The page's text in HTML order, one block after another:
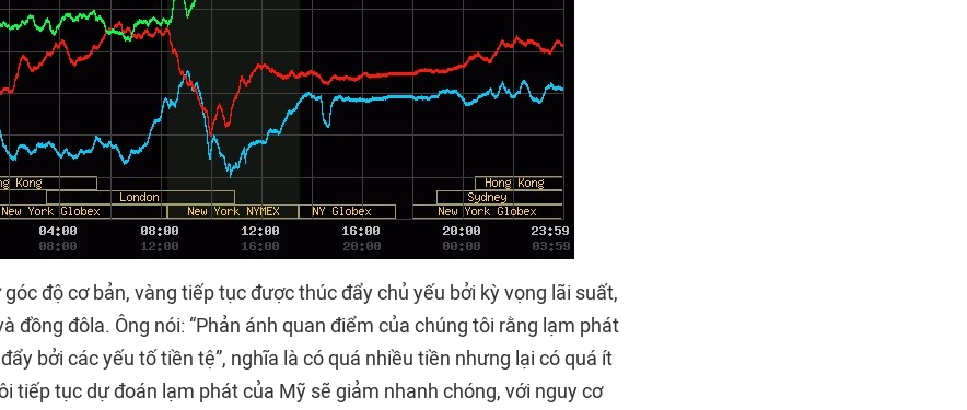
độ cơ bản, vàng tiếp tục được thúc đẩy chủ yếu bởi kỳ vọng lãi suất,
đồng đôla. Ông nói: “Phản ánh quan điểm của chúng tôi rằng lạm phát
bởi các yếu tố tiền tệ”, nghĩa là có quá nhiều tiền nhưng lại có quá ít
tiếp tục dự đoán lạm phát của Mỹ sẽ giảm nhanh chóng, với nguy cơ